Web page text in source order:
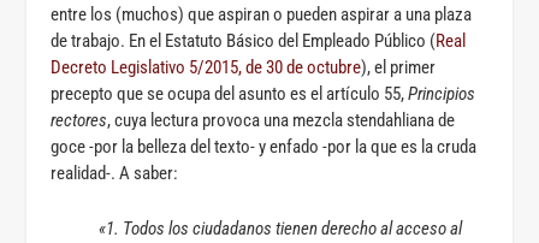
entre los (muchos) que aspiran o pueden aspirar a una plaza
de trabajo. En el Estatuto Básico del Empleado Público (Real
Decreto Legislativo 5/2015, de 30 de octubre), el primer
precepto que se ocupa del asunto es el artículo 55,Principios
rectores, cuya lectura provoca una mezcla stendahliana de
goce -por la belleza del texto- y enfado -por la que es la cruda
realidad-. A saber:
«1. Todos los ciudadanos tienen derecho al acceso al